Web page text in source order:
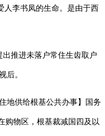
人李书凤的生命。是由于西
推进未落户常住生齿取户
后。
地供给根基公共办事】国务
购物区，根基裁减国四及以